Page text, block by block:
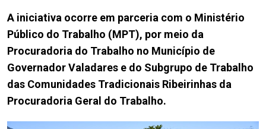
A iniciativa ocorre em parceria com o Ministério
Público do Trabalho (MPT), por meio da
Procuradoria do Trabalho no Município de
Governador Valadares e do Subgrupo de Trabalho
das Comunidades Tradicionais Ribeirinhas da
Procuradoria Geral do Trabalho.